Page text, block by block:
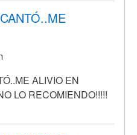
ALIVIO EN
LO RECOMIENDO!!!!!